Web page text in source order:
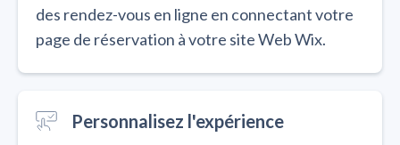
des rendez-vous en ligne en connectant votre
page de réservation à votre site Web Wix.
Personnalisez l'expérience